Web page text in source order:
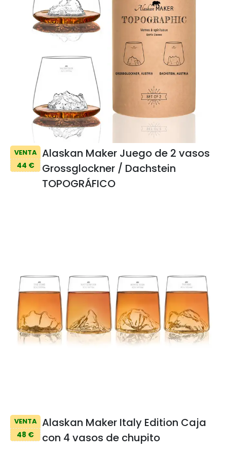
VENTA
44 €
Alaskan Maker Juego de 2 vasos
Grossglockner / Dachstein
TOPOGRÁFICO
VENTA
48 €
Alaskan Maker Italy Edition Caja
con 4 vasos de chupito